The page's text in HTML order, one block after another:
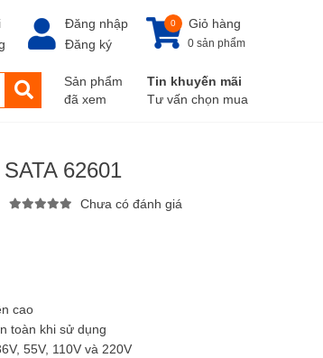
Đăng nhập
Đăng ký
Giỏ hàng
0
0 sản phẩm
Sản phẩm
đã xem
Tin khuyến mãi
Tư vấn chọn mua
62601
Chưa có đánh giá
cao
toàn khi sử dụng
55V, 110V và 220V